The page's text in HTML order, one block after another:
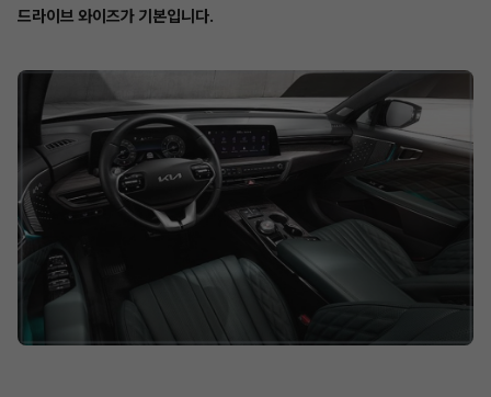
드라이브 와이즈가 기본입니다.